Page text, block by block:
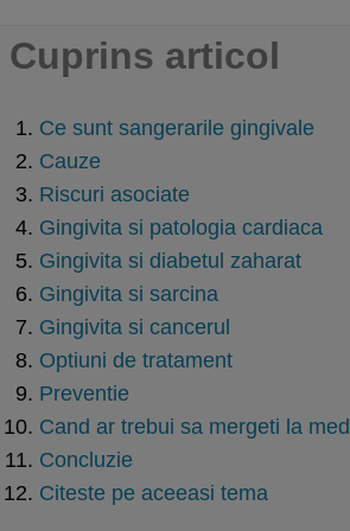
Cuprins articol
Ce sunt sangerarile gingivale
Cauze
Riscuri asociate
Gingivita si patologia cardiaca
Gingivita si diabetul zaharat
Gingivita si sarcina
Gingivita si cancerul
Optiuni de tratament
Preventie
Cand ar trebui sa mergeti la
Concluzie
Citeste pe aceeasi tema